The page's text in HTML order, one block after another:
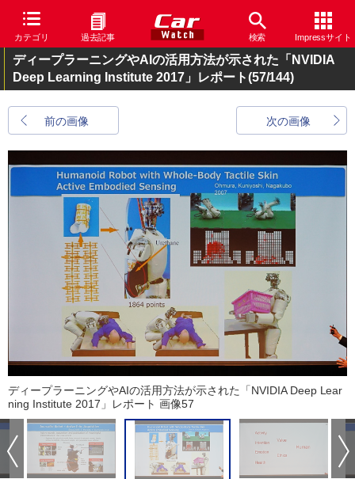
カテゴリ 過去記事 検索 Impressサイト
ディープラーニングやAIの活用方法が示された「NVIDIA
Deep Learning Institute 2017」レポート(57/144)
前の画像 次の画像
ディープラーニングやAIの活用方法が示された「NVIDIA Deep Lear
ning Institute 2017」レポート 画像57